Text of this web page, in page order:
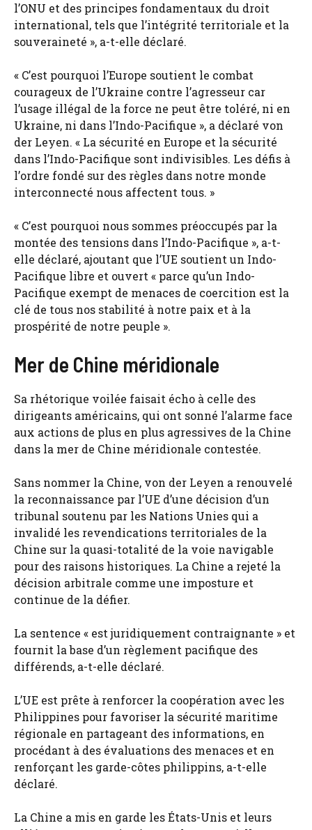
l’ONU et des principes fondamentaux du droit
international, tels que l’intégrité territoriale et la
souveraineté », a-t-elle déclaré.
« C’est pourquoi l’Europe soutient le combat
courageux de l’Ukraine contre l’agresseur car
l’usage illégal de la force ne peut être toléré, ni en
Ukraine, ni dans l’Indo-Pacifique », a déclaré von
der Leyen. « La sécurité en Europe et la sécurité
dans l’Indo-Pacifique sont indivisibles. Les défis à
l’ordre fondé sur des règles dans notre monde
interconnecté nous affectent tous. »
« C’est pourquoi nous sommes préoccupés par la
montée des tensions dans l’Indo-Pacifique », a-t-
elle déclaré, ajoutant que l’UE soutient un Indo-
Pacifique libre et ouvert « parce qu’un Indo-
Pacifique exempt de menaces de coercition est la
clé de tous nos stabilité à notre paix et à la
prospérité de notre peuple ».
Mer de Chine méridionale
Sa rhétorique voilée faisait écho à celle des
dirigeants américains, qui ont sonné l’alarme face
aux actions de plus en plus agressives de la Chine
dans la mer de Chine méridionale contestée.
Sans nommer la Chine, von der Leyen a renouvelé
la reconnaissance par l’UE d’une décision d’un
tribunal soutenu par les Nations Unies qui a
invalidé les revendications territoriales de la
Chine sur la quasi-totalité de la voie navigable
pour des raisons historiques. La Chine a rejeté la
décision arbitrale comme une imposture et
continue de la défier.
La sentence « est juridiquement contraignante » et
fournit la base d’un règlement pacifique des
différends, a-t-elle déclaré.
L’UE est prête à renforcer la coopération avec les
Philippines pour favoriser la sécurité maritime
régionale en partageant des informations, en
procédant à des évaluations des menaces et en
renforçant les garde-côtes philippins, a-t-elle
déclaré.
La Chine a mis en garde les États-Unis et leurs